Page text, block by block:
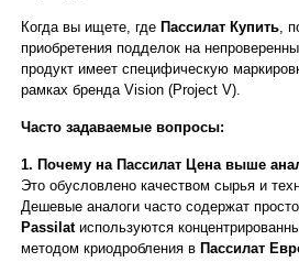
Когда вы ищете, где Пассилат Купить,
приобретения подделок на
продукт имеет специфическую
рамках бренда Vision (Project V).
Часто задаваемые вопросы:
1. Почему на Пассилат Цена выше
Это обусловлено качеством сырья и
Дешевые аналоги часто содержат
Passilatиспользуются
методом криодробления в Пассилат